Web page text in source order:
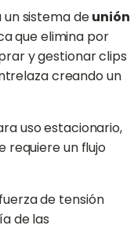
un sistema deunión
que elimina por
y gestionar clips
creando un
uso estacionario,
requiere un flujo
de tensión
de las